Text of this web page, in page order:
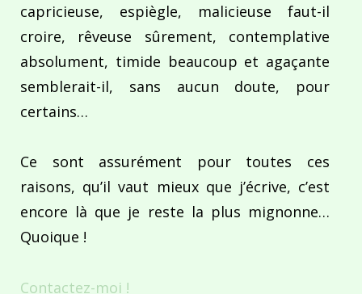
capricieuse, espiègle, malicieuse faut-il
croire, rêveuse sûrement, contemplative
absolument, timide beaucoup et agaçante
semblerait-il, sans aucun doute, pour
certains…
Ce sont assurément pour toutes ces
raisons, qu’il vaut mieux que j’écrive, c’est
encore là que je reste la plus mignonne…
Quoique !
Contactez-moi !